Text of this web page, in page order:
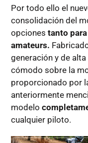
Por todo ello el
consolidación del
opciones tanto
amateurs.
generación y de
cómodo sobre la
proporcionado por
anteriormente
modelo
cualquier piloto.